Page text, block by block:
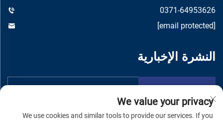
0371-64953626
[email protected]
النشرة الإخبارية
We value your privacy
We use cookies and similar tools to provide our services. If you